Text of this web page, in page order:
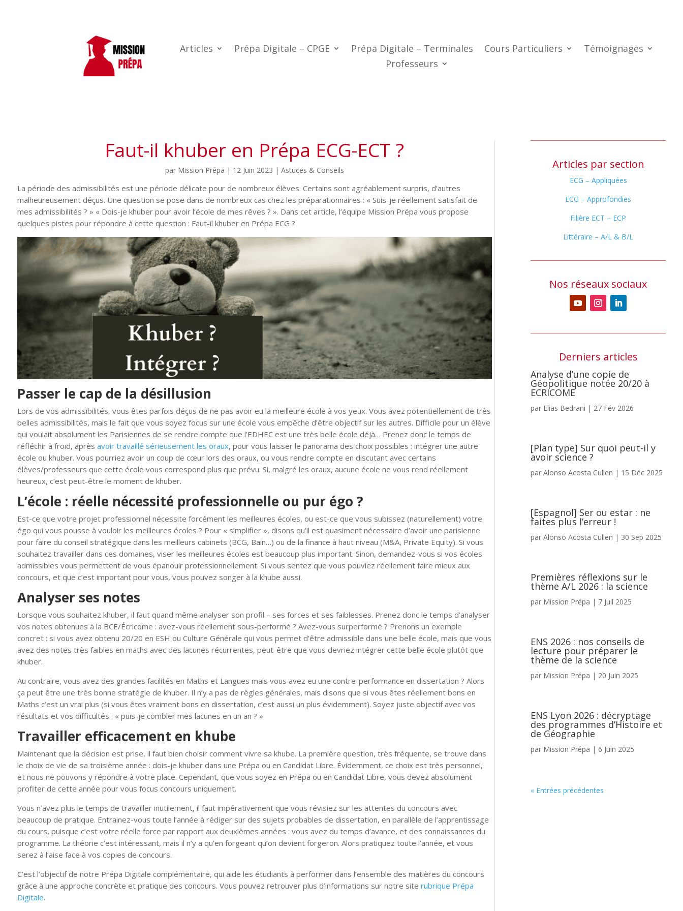
Articles Prépa Digitale – CPGE Prépa Digitale – Terminales Cours Particuliers
Témoignages
Professeurs
Faut-il khuber en Prépa ECG-ECT ?
par Mission Prépa | 12 Juin 2023 | Astuces & Conseils
La période des admissibilités est une période délicate pour de nombreux élèves. Certains sont agréablement surpris, d’autres
malheureusement déçus. Une question se pose dans de nombreux cas chez les préparationnaires : « Suis-je réellement satisfait de
mes admissibilités ? » « Dois-je khuber pour avoir l’école de mes rêves ? ». Dans cet article, l’équipe Mission Prépa vous propose
quelques pistes pour répondre à cette question : Faut-il khuber en Prépa ECG ?
Passer le cap de la désillusion
Lors de vos admissibilités, vous êtes parfois déçus de ne pas avoir eu la meilleure école à vos yeux. Vous avez potentiellement de très
belles admissibilités, mais le fait que vous soyez focus sur une école vous empêche d’être objectif sur les autres. Difficile pour un élève
qui voulait absolument les Parisiennes de se rendre compte que l’EDHEC est une très belle école déjà… Prenez donc le temps de
réfléchir à froid, après avoir travaillé sérieusement les oraux, pour vous laisser le panorama des choix possibles : intégrer une autre
école ou khuber. Vous pourriez avoir un coup de cœur lors des oraux, ou vous rendre compte en discutant avec certains
élèves/professeurs que cette école vous correspond plus que prévu. Si, malgré les oraux, aucune école ne vous rend réellement
heureux, c’est peut-être le moment de khuber.
L’école : réelle nécessité professionnelle ou pur égo ?
Est-ce que votre projet professionnel nécessite forcément les meilleures écoles, ou est-ce que vous subissez (naturellement) votre
égo qui vous pousse à vouloir les meilleures écoles ? Pour « simplifier », disons qu’il est quasiment nécessaire d’avoir une parisienne
pour faire du conseil stratégique dans les meilleurs cabinets (BCG, Bain…) ou de la finance à haut niveau (M&A, Private Equity). Si vous
souhaitez travailler dans ces domaines, viser les meilleures écoles est beaucoup plus important. Sinon, demandez-vous si vos écoles
admissibles vous permettent de vous épanouir professionnellement. Si vous sentez que vous pouviez réellement faire mieux aux
concours, et que c’est important pour vous, vous pouvez songer à la khube aussi.
Analyser ses notes
Lorsque vous souhaitez khuber, il faut quand même analyser son profil – ses forces et ses faiblesses. Prenez donc le temps d’analyser
vos notes obtenues à la BCE/Écricome : avez-vous réellement sous-performé ? Avez-vous surperformé ? Prenons un exemple
concret : si vous avez obtenu 20/20 en ESH ou Culture Générale qui vous permet d’être admissible dans une belle école, mais que vous
avez des notes très faibles en maths avec des lacunes récurrentes, peut-être que vous devriez intégrer cette belle école plutôt que
khuber.
Au contraire, vous avez des grandes facilités en Maths et Langues mais vous avez eu une contre-performance en dissertation ? Alors
ça peut être une très bonne stratégie de khuber. Il n’y a pas de règles générales, mais disons que si vous êtes réellement bons en
Maths c’est un vrai plus (si vous êtes vraiment bons en dissertation, c’est aussi un plus évidemment). Soyez juste objectif avec vos
résultats et vos difficultés : « puis-je combler mes lacunes en un an ? »
Travailler efficacement en khube
Maintenant que la décision est prise, il faut bien choisir comment vivre sa khube. La première question, très fréquente, se trouve dans
le choix de vie de sa troisième année : dois-je khuber dans une Prépa ou en Candidat Libre. Évidemment, ce choix est très personnel,
et nous ne pouvons y répondre à votre place. Cependant, que vous soyez en Prépa ou en Candidat Libre, vous devez absolument
profiter de cette année pour vous focus concours uniquement.
Vous n’avez plus le temps de travailler inutilement, il faut impérativement que vous révisiez sur les attentes du concours avec
beaucoup de pratique. Entrainez-vous toute l’année à rédiger sur des sujets probables de dissertation, en parallèle de l’apprentissage
du cours, puisque c’est votre réelle force par rapport aux deuxièmes années : vous avez du temps d’avance, et des connaissances du
programme. La théorie c’est intéressant, mais il n’y a qu’en forgeant qu’on devient forgeron. Alors pratiquez toute l’année, et vous
serez à l’aise face à vos copies de concours.
C’est l’objectif de notre Prépa Digitale complémentaire, qui aide les étudiants à performer dans l’ensemble des matières du concours
grâce à une approche concrète et pratique des concours. Vous pouvez retrouver plus d’informations sur notre site rubrique Prépa
Digitale.
Articles par section
ECG – Appliquées
ECG – Approfondies
Filière ECT – ECP
Littéraire – A/L & B/L
Nos réseaux sociaux
Derniers articles
Analyse d’une copie de
Géopolitique notée 20/20 à
ECRICOME
par Elias Bedrani | 27 Fév 2026
[Plan type] Sur quoi peut-il y
avoir science ?
par Alonso Acosta Cullen | 15 Déc 2025
[Espagnol] Ser ou estar : ne
faites plus l’erreur !
par Alonso Acosta Cullen | 30 Sep 2025
Premières réflexions sur le
thème A/L 2026 : la science
par Mission Prépa | 7 Juil 2025
ENS 2026 : nos conseils de
lecture pour préparer le
thème de la science
par Mission Prépa | 20 Juin 2025
ENS Lyon 2026 : décryptage
des programmes d’Histoire et
de Géographie
par Mission Prépa | 6 Juin 2025
« Entrées précédentes